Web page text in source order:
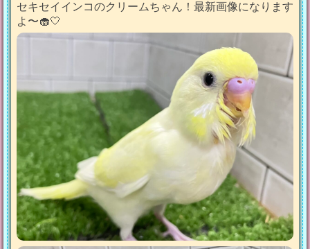
セキセイインコのクリームちゃん！最新画像になります
よ〜🧁🤍